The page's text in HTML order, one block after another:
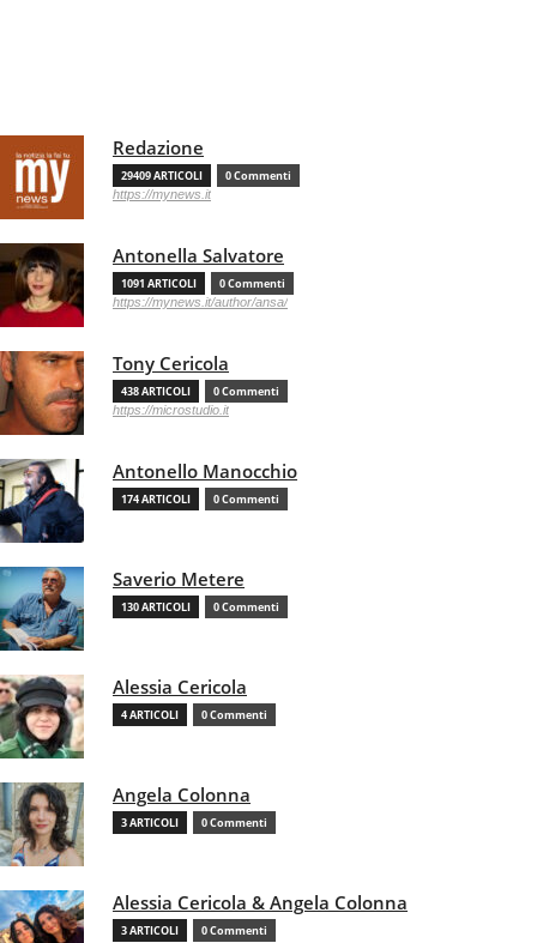
Redazione
29409 ARTICOLI 0 Commenti
https://mynews.it
Antonella Salvatore
1091 ARTICOLI 0 Commenti
https://mynews.it/author/ansa/
Tony Cericola
438 ARTICOLI 0 Commenti
https://microstudio.it
Antonello Manocchio
174 ARTICOLI 0 Commenti
Saverio Metere
130 ARTICOLI 0 Commenti
Alessia Cericola
4 ARTICOLI 0 Commenti
Angela Colonna
3 ARTICOLI 0 Commenti
Alessia Cericola & Angela Colonna
3 ARTICOLI 0 Commenti